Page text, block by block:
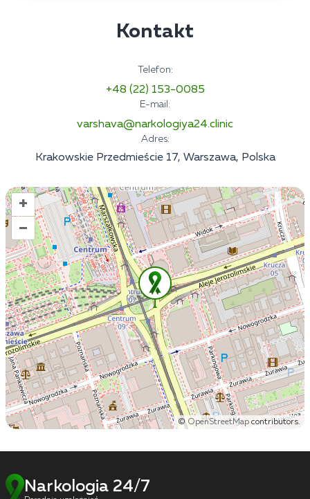
Kontakt
Telefon:
+48 (22) 153-0085
E-mail:
varshava@narkologiya24.clinic
Adres:
Krakowskie Przedmieście 17, Warszawa, Polska
+
–
©OpenStreetMapcontributors.
Narkologia 24/7